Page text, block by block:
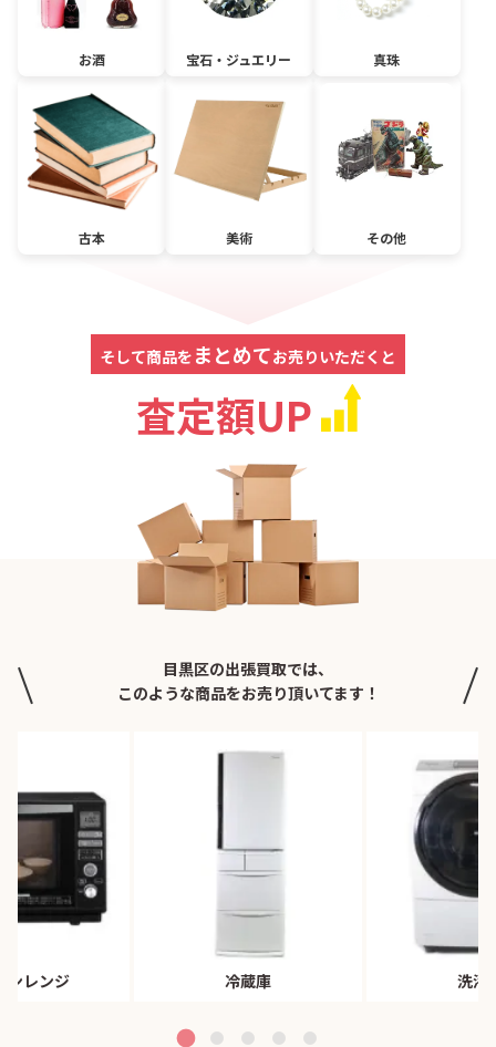
お酒 宝石・ジュエリー 真珠
古本 美術 その他
そして商品を まとめてお売りいただくと
査定額UP
目黒区の出張買取では、
このような商品をお売り頂いてます！
ンレンジ 冷蔵庫 洗濯